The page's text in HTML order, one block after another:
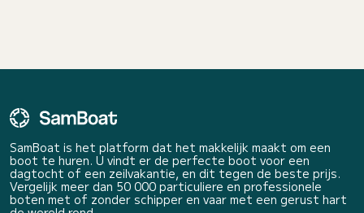
SamBoat is het platform dat het makkelijk maakt om een
boot te huren. U vindt er de perfecte boot voor een
dagtocht of een zeilvakantie, en dit tegen de beste prijs.
Vergelijk meer dan 50 000 particuliere en professionele
boten met of zonder schipper en vaar met een gerust hart